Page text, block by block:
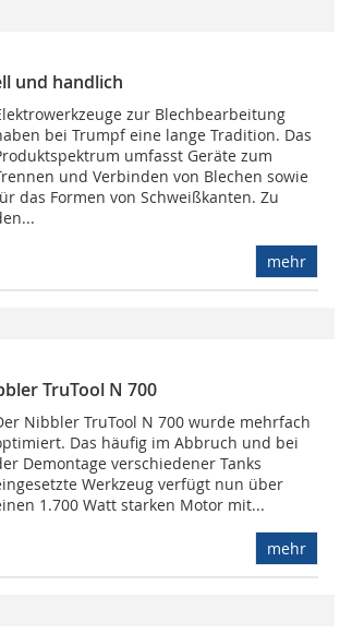
und handlich
zur Blechbearbeitung
bei Trumpf eine lange Tradition. Das
umfasst Geräte zum
und Verbinden von Blechen sowie
das Formen von Schweißkanten. Zu
mehr
TruTool N 700
Nibbler TruTool N 700 wurde mehrfach
Das häufig im Abbruch und bei
Demontage verschiedener Tanks
Werkzeug verfügt nun über
1.700 Watt starken Motor mit...
mehr